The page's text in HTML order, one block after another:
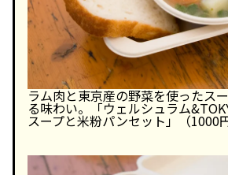
ラム肉と東京産の野菜を使ったス
る味わい。「ウェルシュラム
スープと米粉パンセット」（1000